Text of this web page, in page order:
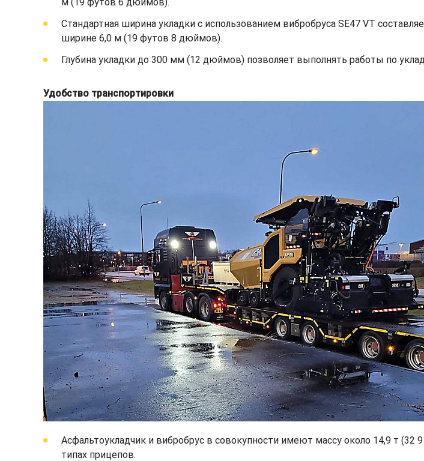
Стандартная ширина укладки с использованием вибробруса SE47 VT
ширине 6,0 м (19 футов 8 дюймов).
Глубина укладки до 300 мм (12 дюймов) позволяет выполнять работы по
Удобство транспортировки
Асфальтоукладчик и вибробрус в совокупности имеют массу около 14,9 т (32
типах прицепов.